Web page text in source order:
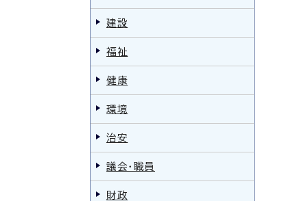
建設
福祉
健康
環境
治安
議会・職員
財政